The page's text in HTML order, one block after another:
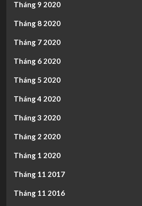
Tháng 9 2020
Tháng 8 2020
Tháng 7 2020
Tháng 6 2020
Tháng 5 2020
Tháng 4 2020
Tháng 3 2020
Tháng 2 2020
Tháng 1 2020
Tháng 11 2017
Tháng 11 2016